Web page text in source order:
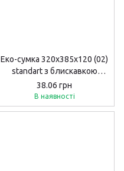
Еко-сумка 320х385х120 (02)
standart з блискавкою
"шахмати" довга ручка
38.06 грн
В наявності